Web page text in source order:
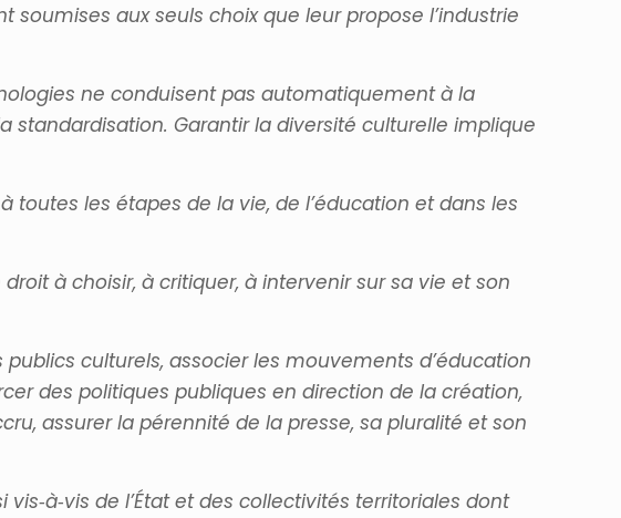
aux seuls choix que leur propose l’industrie
ne conduisent pas automatiquement à la
Garantir la diversité culturelle implique
les étapes de la vie, de l’éducation et dans les
à choisir, à critiquer, à intervenir sur sa vie et son
culturels, associer les mouvements d’éducation
des politiques publiques en direction de la création,
assurer la pérennité de la presse, sa pluralité et son
de l’État et des collectivités territoriales dont